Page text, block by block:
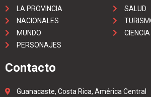
LA PROVINCIA
NACIONALES
MUNDO
PERSONAJES
SALUD
Contacto
Guanacaste, Costa Rica, América Central